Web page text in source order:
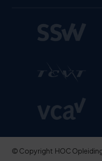
© Copyright HOC